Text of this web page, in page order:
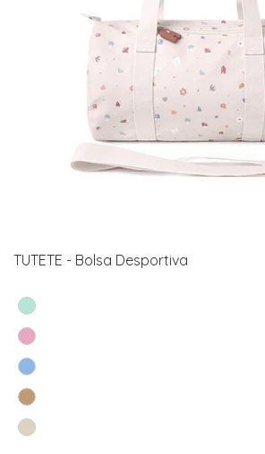
TUTETE - Bolsa Desportiva